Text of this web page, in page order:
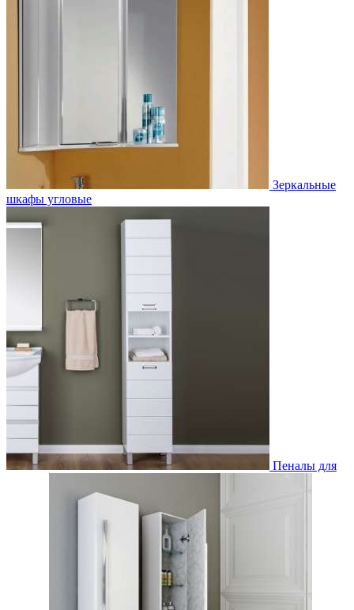
Зеркальные
шкафы угловые
Пеналы для